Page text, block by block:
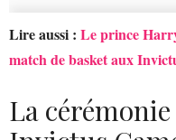
Lire aussi : Le prince
match de basket aux
La